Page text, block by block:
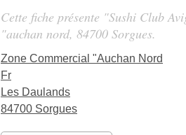
Cette fiche présente "Sushi Club
"auchan nord, 84700 Sorgues.
Zone Commercial "Auchan Nord
Fr
Les Daulands
84700 Sorgues